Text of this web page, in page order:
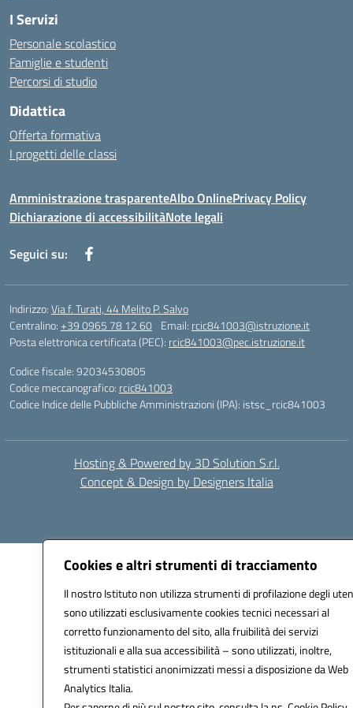
Cookies e altri strumenti di tracciamento
Il nostro Istituto non utilizza strumenti di profilazione degli
sono utilizzati esclusivamente cookies tecnici necessari al
corretto funzionamento del sito, alla fruibilità dei servizi
istituzionali e alla sua accessibilità – sono utilizzati, inoltre,
strumenti statistici anonimizzati messi a disposizione da Web
Analytics Italia.
I Servizi
Personale scolastico
Famiglie e studenti
Percorsi di studio
Didattica
Offerta formativa
I progetti delle classi
Amministrazione trasparenteAlbo OnlinePrivacy Policy
Dichiarazione di accessibilitàNote legali
Seguici su:
Indirizzo:Via f. Turati, 44 Melito P. Salvo
Centralino:+39 0965 78 12 60 Email: rcic841003@istruzione.it
Posta elettronica certificata (PEC): rcic841003@pec.istruzione.it
Codice fiscale: 92034530805
Codice meccanografico: rcic841003
Codice Indice delle Pubbliche Amministrazioni (IPA): istsc_rcic841003
Hosting & Powered by 3D Solution S.r.l.
Concept & Design by Designers Italia